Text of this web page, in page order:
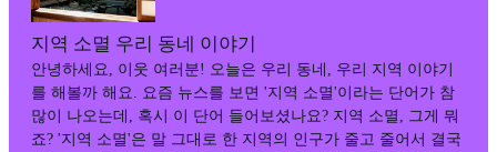
지역 소멸 우리 동네 이야기
안녕하세요, 이웃 여러분! 오늘은 우리 동네, 우리 지역 이야기
를 해볼까 해요. 요즘 뉴스를 보면 '지역 소멸'이라는 단어가 참
많이 나오는데, 혹시 이 단어 들어보셨나요? 지역 소멸, 그게 뭐
죠? '지역 소멸'은 말 그대로 한 지역의 인구가 줄고 줄어서 결국